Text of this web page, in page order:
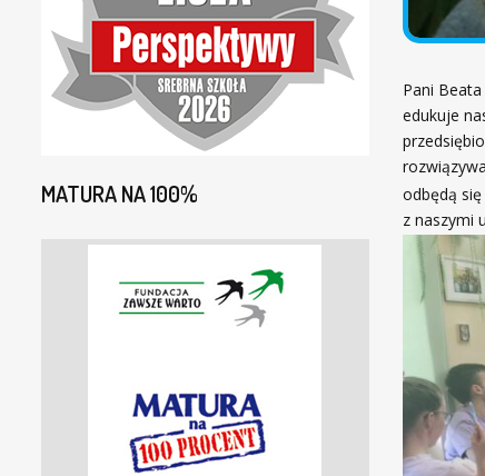
Pani
edukuje
odbędą
z naszymi
MATURA NA 100%